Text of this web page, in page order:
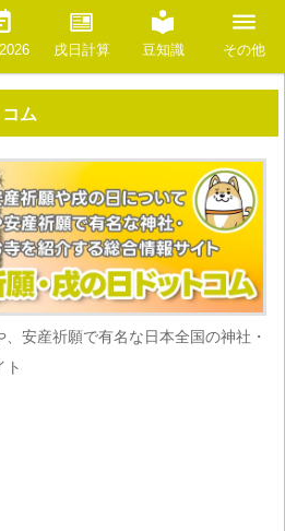
戌日計算 豆知識 その他
ム
安産祈願で有名な日本全国の神社・
ト